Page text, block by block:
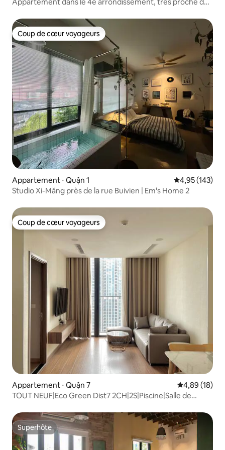
Coup de cœur voyageurs
Coup de cœur voyageurs
Appartement ⋅ Quận 1 Évaluation
4,95 (143)
Studio Xi-Măng près de la rue Buivien | Em's Home 2
Coup de cœur voyageurs
Coup de cœur voyageurs
Appartement ⋅ Quận 7 Évaluation
4,89 (18)
TOUT NEUF|Eco Green Dist7 2CH|2S|Piscine|Salle de
Superhôte
Superhôte